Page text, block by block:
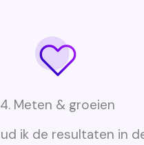
4. Meten & groeien
ik de resultaten in